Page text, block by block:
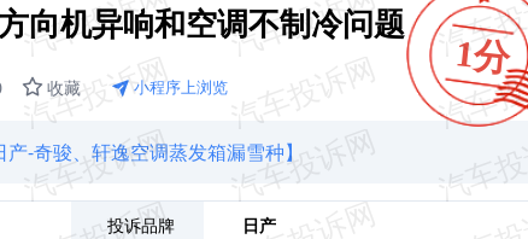
1分
向机异响和空调不制冷问题
收藏 小程序上浏览
产-奇骏、轩逸空调蒸发箱漏雪种】
投诉品牌 日产